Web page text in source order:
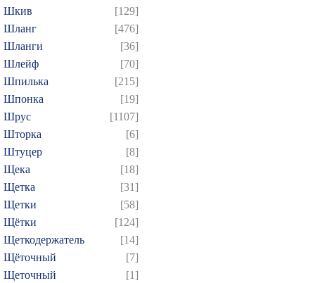
Шкив
[129]
Шланг
[476]
Шланги
[36]
Шлейф
[70]
Шпилька
[215]
Шпонка
[19]
Шрус
[1107]
Шторка
[6]
Штуцер
[8]
Щека
[18]
Щетка
[31]
Щетки
[58]
Щётки
[124]
Щеткодержатель
[14]
Щёточный
[7]
Щеточный
[1]